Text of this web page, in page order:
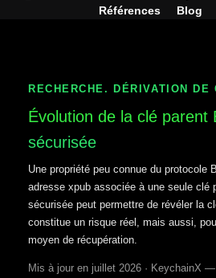
Références
Blog
RECHERCHE. DÉRIVATION DE
Évolution de la clé parent
sécurisée
Une propriété peu connue du protocole
adresse xpub associée à une seule clé
sécurisée peut permettre de révéler la
constitue un risque réel, mais aussi,
moyen de récupération.
Mis à jour en juillet 2026 · KeychainX